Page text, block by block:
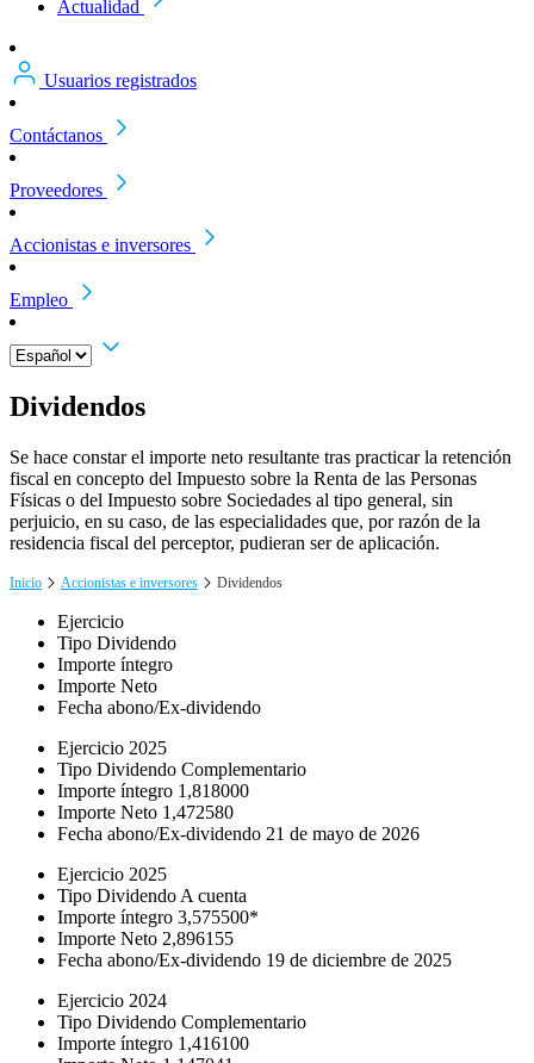
Actualidad
Usuarios registrados
Contáctanos
Proveedores
Accionistas e inversores
Empleo
Dividendos
Se hace constar el importe neto resultante tras practicar la retención
fiscal en concepto del Impuesto sobre la Renta de las Personas
Físicas o del Impuesto sobre Sociedades al tipo general, sin
perjuicio, en su caso, de las especialidades que, por razón de la
residencia fiscal del perceptor, pudieran ser de aplicación.
Inicio Accionistas e inversores Dividendos
Ejercicio
Tipo Dividendo
Importe íntegro
Importe Neto
Fecha abono/Ex-dividendo
Ejercicio 2025
Tipo Dividendo Complementario
Importe íntegro 1,818000
Importe Neto 1,472580
Fecha abono/Ex-dividendo 21 de mayo de 2026
Ejercicio 2025
Tipo Dividendo A cuenta
Importe íntegro 3,575500*
Importe Neto 2,896155
Fecha abono/Ex-dividendo 19 de diciembre de 2025
Ejercicio 2024
Tipo Dividendo Complementario
Importe íntegro 1,416100